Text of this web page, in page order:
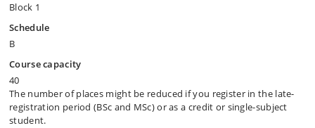
Block 1
Schedule
B
Course capacity
40
The number of places might be reduced if you register in the late-
registration period (BSc and MSc) or as a credit or single-subject
student.